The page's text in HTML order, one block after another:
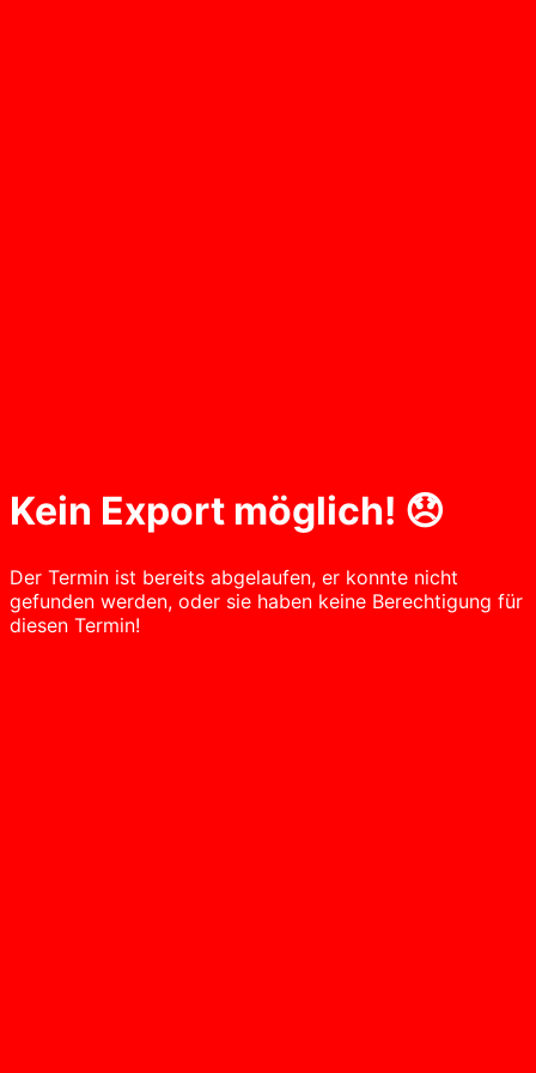
Kein Export möglich! 😞
Der Termin ist bereits abgelaufen, er konnte nicht
gefunden werden, oder sie haben keine Berechtigung für
diesen Termin!